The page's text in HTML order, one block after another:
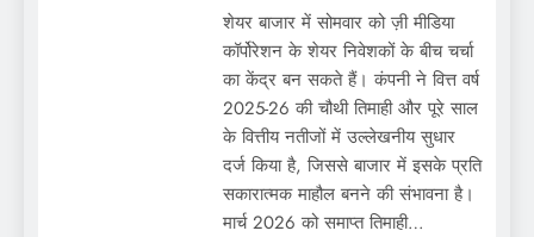
शेयर बाजार में सोमवार को ज़ी मीडिया
कॉर्पोरेशन के शेयर निवेशकों के बीच चर्चा
का केंद्र बन सकते हैं। कंपनी ने वित्त वर्ष
2025-26 की चौथी तिमाही और पूरे साल
के वित्तीय नतीजों में उल्लेखनीय सुधार
दर्ज किया है, जिससे बाजार में इसके प्रति
सकारात्मक माहौल बनने की संभावना है।
मार्च 2026 को समाप्त तिमाही…